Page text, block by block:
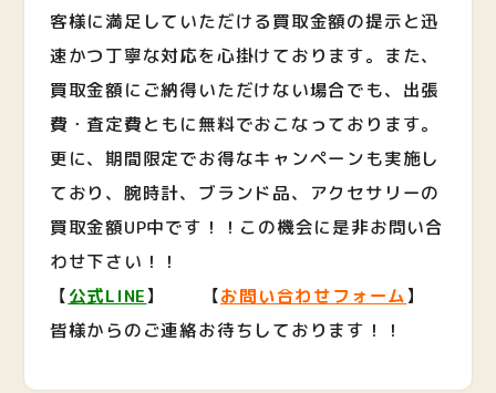
客様に満足していただける買取金額の提示と迅
速かつ丁寧な対応を心掛けております。また、
買取金額にご納得いただけない場合でも、出張
費・査定費ともに無料でおこなっております。
更に、期間限定でお得なキャンペーンも実施し
ており、腕時計、ブランド品、アクセサリーの
買取金額UP中です！！この機会に是非お問い合
わせ下さい！！
【公式LINE】 【お問い合わせフォーム】
皆様からのご連絡お待ちしております！！